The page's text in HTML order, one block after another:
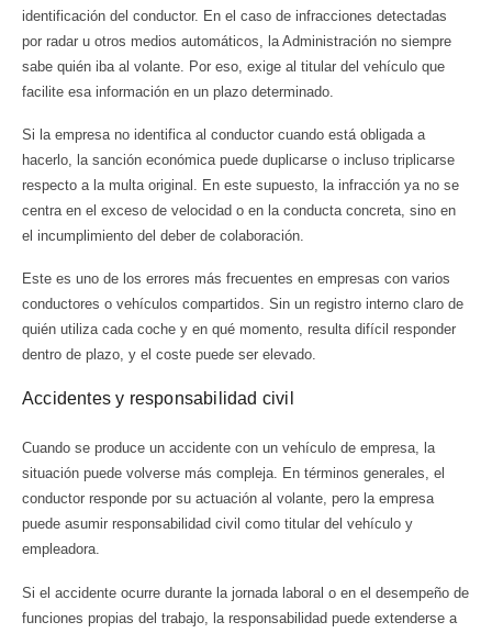
identificación del conductor. En el caso de infracciones detectadas
por radar u otros medios automáticos, la Administración no siempre
sabe quién iba al volante. Por eso, exige al titular del vehículo que
facilite esa información en un plazo determinado.
Si la empresa no identifica al conductor cuando está obligada a
hacerlo, la sanción económica puede duplicarse o incluso triplicarse
respecto a la multa original. En este supuesto, la infracción ya no se
centra en el exceso de velocidad o en la conducta concreta, sino en
el incumplimiento del deber de colaboración.
Este es uno de los errores más frecuentes en empresas con varios
conductores o vehículos compartidos. Sin un registro interno claro de
quién utiliza cada coche y en qué momento, resulta difícil responder
dentro de plazo, y el coste puede ser elevado.
Accidentes y responsabilidad civil
Cuando se produce un accidente con un vehículo de empresa, la
situación puede volverse más compleja. En términos generales, el
conductor responde por su actuación al volante, pero la empresa
puede asumir responsabilidad civil como titular del vehículo y
empleadora.
Si el accidente ocurre durante la jornada laboral o en el desempeño de
funciones propias del trabajo, la responsabilidad puede extenderse a